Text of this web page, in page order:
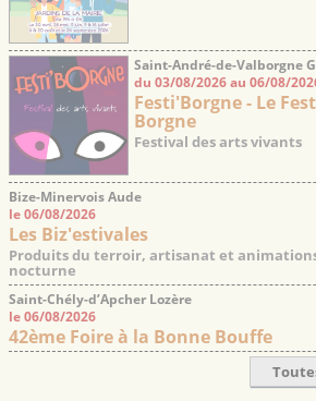
Saint-André-de-Valborgne
du 03/08/2026 au 06/08/
Festi'Borgne - Le
Borgne
Festival des arts vivants
Bize-Minervois Aude
le 06/08/2026
Les Biz'estivales
Produits du terroir, artisanat et
nocturne
Saint-Chély-d’Apcher Lozère
le 06/08/2026
42ème Foire à la Bonne Bouffe